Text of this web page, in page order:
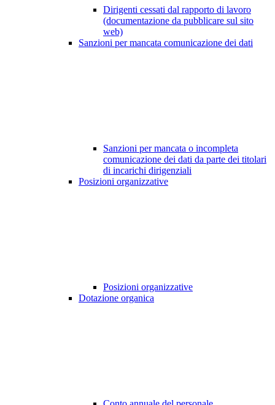
Dirigenti cessati dal rapporto di lavoro
(documentazione da pubblicare sul sito
web)
Sanzioni per mancata comunicazione dei dati
Sanzioni per mancata o incompleta
comunicazione dei dati da parte dei titolari
di incarichi dirigenziali
Posizioni organizzative
Posizioni organizzative
Dotazione organica